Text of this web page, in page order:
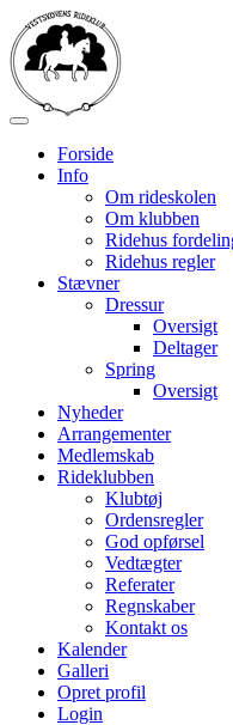
Forside
Info
Om rideskolen
Om klubben
Ridehus
Ridehus regler
Stævner
Dressur
Oversigt
Deltager
Spring
Oversigt
Nyheder
Arrangementer
Medlemskab
Rideklubben
Klubtøj
Ordensregler
God opførsel
Vedtægter
Referater
Regnskaber
Kontakt os
Kalender
Galleri
Opret profil
Login